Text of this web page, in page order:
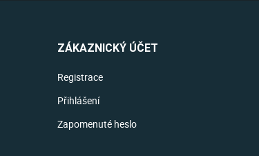
ZÁKAZNICKÝ ÚČET
Registrace
Přihlášení
Zapomenuté heslo